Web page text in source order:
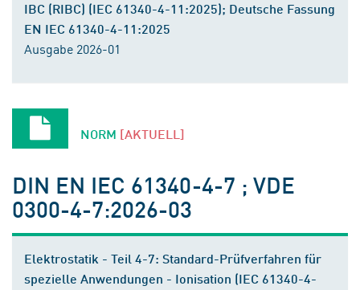
IBC (RIBC) (IEC 61340-4-11:2025); Deutsche Fassung
EN IEC 61340-4-11:2025
Ausgabe 2026-01
NORM [AKTUELL]
DIN EN IEC 61340-4-7 ; VDE
0300-4-7:2026-03
Elektrostatik - Teil 4-7: Standard-Prüfverfahren für
spezielle Anwendungen - Ionisation (IEC 61340-4-